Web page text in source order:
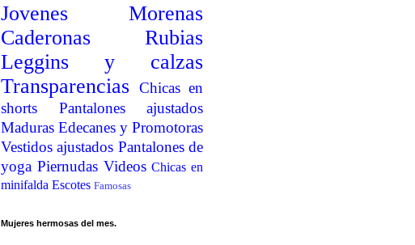
Jovenes
Morenas
Caderonas
Rubias
Leggins y calzas
Transparencias Chicas en
shorts
Pantalones ajustados
Maduras Edecanes y Promotoras
Vestidos ajustados Pantalones de
yoga Piernudas Videos Chicas en
minifalda Escotes Famosas
Mujeres hermosas del mes.